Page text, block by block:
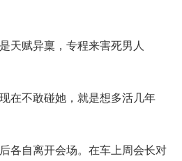
天赋异稟，专程来害死男人
在不敢碰她，就是想多活几年
各自离开会场。在车上周会长对